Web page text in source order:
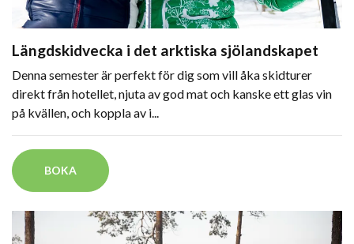
Längdskidvecka i det arktiska sjölandskapet
Denna semester är perfekt för dig som vill åka skidturer
direkt från hotellet, njuta av god mat och kanske ett glas vin
på kvällen, och koppla av i...
BOKA